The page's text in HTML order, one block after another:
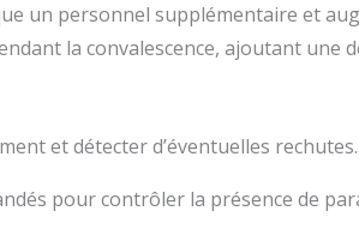
un personnel supplémentaire et
la convalescence, ajoutant une
et détecter d’éventuelles rechutes.
pour contrôler la présence de